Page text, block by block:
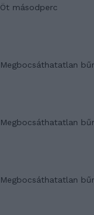
Öt másodperc
Megbocsáthatatlan
Megbocsáthatatlan
Megbocsáthatatlan